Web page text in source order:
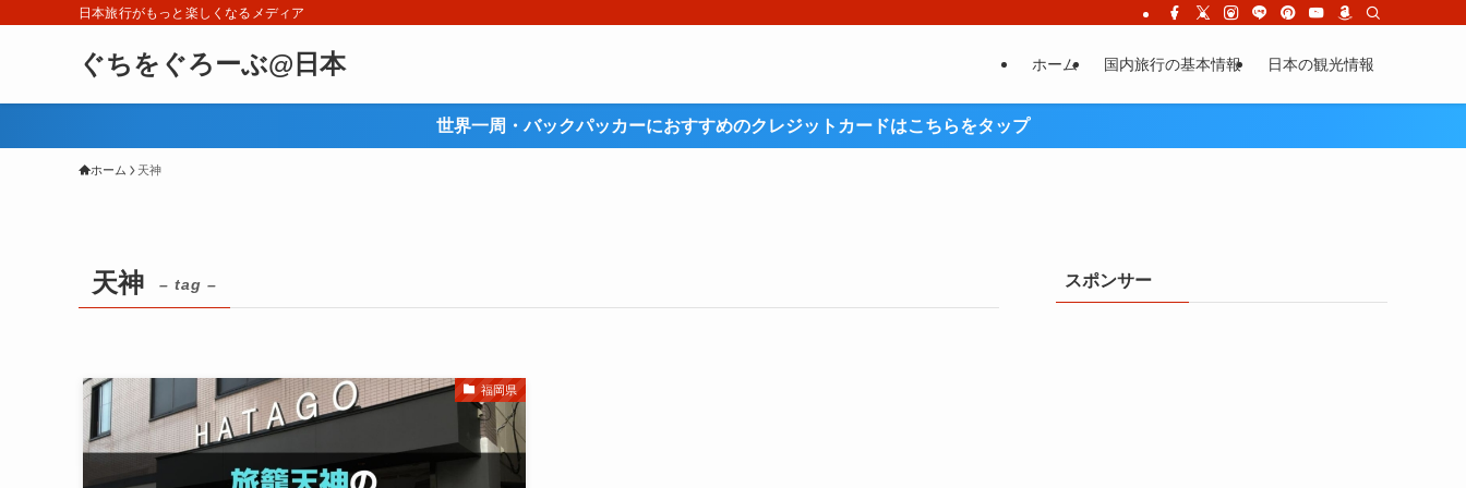
日本旅行がもっと楽しくなるメディア
ぐちをぐろーぶ@日本 ホーム 国内旅行の基本情報 日本の観光情報
世界一周・バックパッカーにおすすめのクレジットカードはこちらをタップ
ホーム 天神
天神 – tag –
福岡県
スポンサー